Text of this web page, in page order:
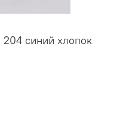
синий хлопок